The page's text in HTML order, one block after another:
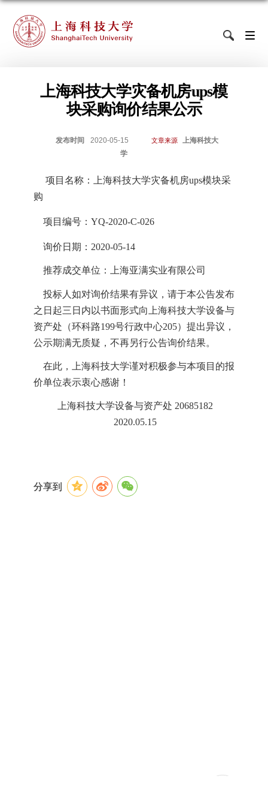
上海科技大学灾备机房ups模
块采购询价结果公示
发布时间 2020-05-15 文章来源
上海科技大
学
项目名称：上海科技大学灾备机房ups模块采
购
项目编号： YQ-2020-C-026
询价日期： 2020-05-14
推荐成交单位： 上海亚满实业有限公司
投标人如对询价结果有异议，请于本公告发布
之日起三日内以书面形式向上海科技大学设备与
资产处（环科路199号行政中心205）提出异议，
公示期满无质疑，不再另行公告询价结果。
在此，上海科技大学谨对积极参与本项目的报
价单位表示衷心感谢！
上海科技大学设备与资产处 20685182
2020.05.15
分享到